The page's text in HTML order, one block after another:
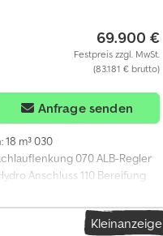
69.900 €
Festpreis zzgl. MwSt.
(83.181 € brutto)
Anfrage senden
18 m³ 030
070 ALB-Regler
Anschluss 110 Bereifung
Kleinanzeige